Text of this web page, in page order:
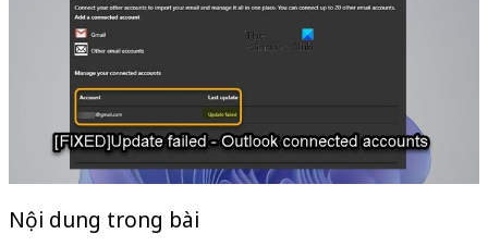
Nội dung trong bài